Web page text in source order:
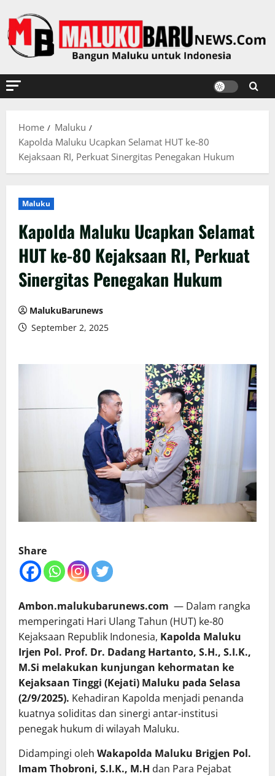
to
content
Home
Maluku
Kapolda Maluku Ucapkan Selamat HUT ke-80
Kejaksaan RI, Perkuat Sinergitas Penegakan Hukum
Maluku
Kapolda Maluku Ucapkan Selamat
HUT ke-80 Kejaksaan RI, Perkuat
Sinergitas Penegakan Hukum
MalukuBarunews
September 2, 2025
Share
Ambon.malukubarunews.com — Dalam rangka
memperingati Hari Ulang Tahun (HUT) ke-80
Kejaksaan Republik Indonesia, Kapolda Maluku
Irjen Pol. Prof. Dr. Dadang Hartanto, S.H., S.I.K.,
M.Si melakukan kunjungan kehormatan ke
Kejaksaan Tinggi (Kejati) Maluku pada Selasa
(2/9/2025). Kehadiran Kapolda menjadi penanda
kuatnya soliditas dan sinergi antar-institusi
penegak hukum di wilayah Maluku.
Didampingi oleh Wakapolda Maluku Brigjen Pol.
Imam Thobroni, S.I.K., M.H dan Para Pejabat